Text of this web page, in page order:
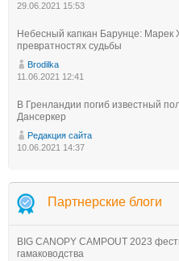
29.06.2021 15:53
Небесный капкан Барунце: Марек
превратностях судьбы
Brodilka
11.06.2021 12:41
В Гренландии погиб известный
Дансеркер
Редакция сайта
10.06.2021 14:37
Партнерские блоги
BIG CANOPY CAMPOUT 2023
гамаководства